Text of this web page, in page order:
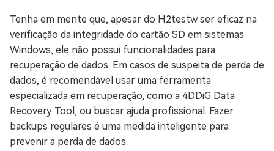
Tenha em mente que, apesar do H2testw ser eficaz na
verificação da integridade do cartão SD em sistemas
Windows, ele não possui funcionalidades para
recuperação de dados. Em casos de suspeita de perda de
dados, é recomendável usar uma ferramenta
especializada em recuperação, como a 4DDiG Data
Recovery Tool, ou buscar ajuda profissional. Fazer
backups regulares é uma medida inteligente para
prevenir a perda de dados.